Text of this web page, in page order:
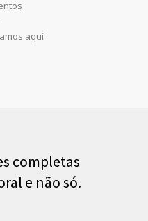
aqui
completas
e não só.